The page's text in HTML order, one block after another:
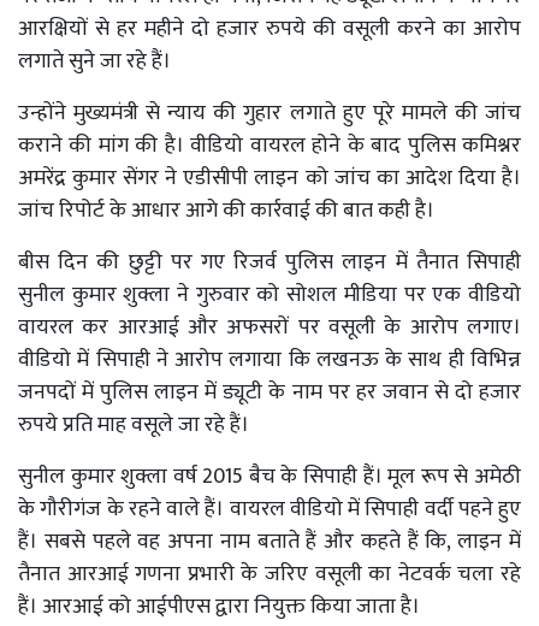
आरक्षियों से हर महीने दो हजार रुपये की वसूली करने का आरोप
लगाते सुने जा रहे हैं।
उन्होंने मुख्यमंत्री से न्याय की गुहार लगाते हुए पूरे मामले की जांच
कराने की मांग की है। वीडियो वायरल होने के बाद पुलिस कमिश्नर
अमरेंद्र कुमार सेंगर ने एडीसीपी लाइन को जांच का आदेश दिया है।
जांच रिपोर्ट के आधार आगे की कार्रवाई की बात कही है।
बीस दिन की छुट्टी पर गए रिजर्व पुलिस लाइन में तैनात सिपाही
सुनील कुमार शुक्ला ने गुरुवार को सोशल मीडिया पर एक वीडियो
वायरल कर आरआई और अफसरों पर वसूली के आरोप लगाए।
वीडियो में सिपाही ने आरोप लगाया कि लखनऊ के साथ ही विभिन्न
जनपदों में पुलिस लाइन में ड्यूटी के नाम पर हर जवान से दो हजार
रुपये प्रति माह वसूले जा रहे हैं।
सुनील कुमार शुक्ला वर्ष 2015 बैच के सिपाही हैं। मूल रूप से अमेठी
के गौरीगंज के रहने वाले हैं। वायरल वीडियो में सिपाही वर्दी पहने हुए
हैं। सबसे पहले वह अपना नाम बताते हैं और कहते हैं कि, लाइन में
तैनात आरआई गणना प्रभारी के जरिए वसूली का नेटवर्क चला रहे
हैं। आरआई को आईपीएस द्वारा नियुक्त किया जाता है।